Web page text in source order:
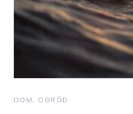
DOM, OGRÓD